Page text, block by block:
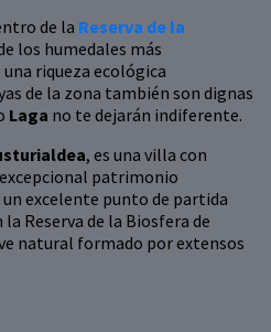
de la Reserva de la
los humedales más
riqueza ecológica
de la zona también son dignas
Laga no te dejarán indiferente.
, es una villa con
patrimonio
excelente punto de partida
Reserva de la Biosfera de
natural formado por extensos